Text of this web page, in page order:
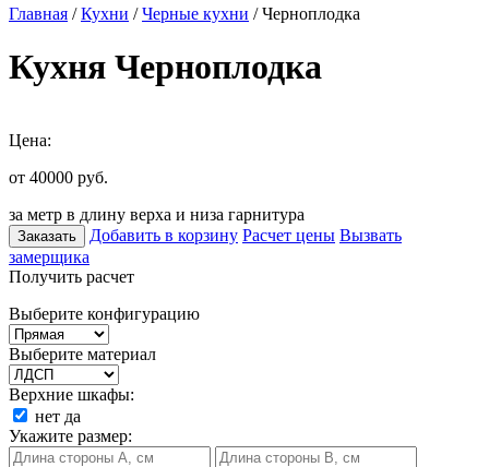
Главная /Кухни /Черные кухни / Черноплодка
Кухня Черноплодка
Цена:
от 40000 руб.
за метр в длину верха и низа гарнитура
Заказать Добавить в корзину Расчет цены Вызвать
замерщика
Получить расчет
Выберите конфигурацию
Выберите материал
Верхние шкафы:
нет да
Укажите размер: